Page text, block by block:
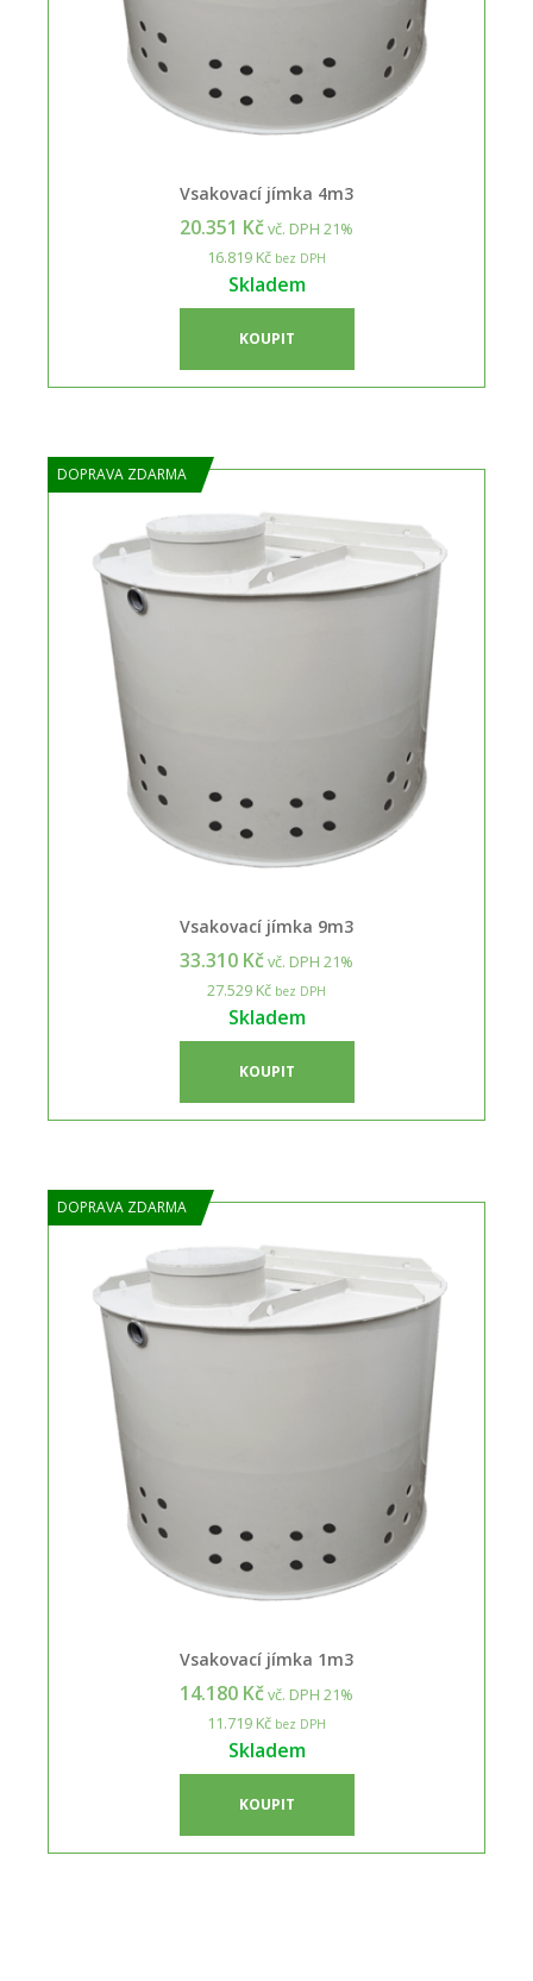
Vsakovací jímka 4m3
20.351 Kčvč. DPH 21%
16.819 Kč bez DPH
Skladem
KOUPIT
DOPRAVA ZDARMA
Vsakovací jímka 9m3
33.310 Kčvč. DPH 21%
27.529 Kč bez DPH
Skladem
KOUPIT
DOPRAVA ZDARMA
Vsakovací jímka 1m3
14.180 Kčvč. DPH 21%
11.719 Kč bez DPH
Skladem
KOUPIT